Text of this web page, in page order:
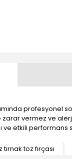
vermez ve
etkili performans
toz fırçası